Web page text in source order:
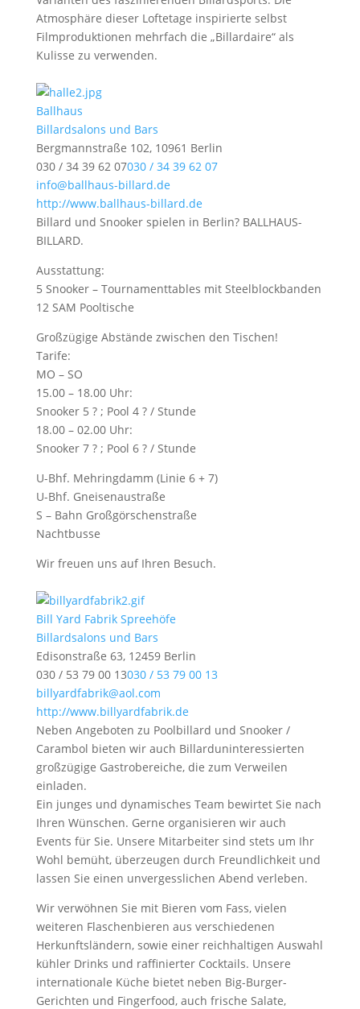
Atmosphäre dieser Loftetage inspirierte selbst
Filmproduktionen mehrfach die „Billardaire“ als
Kulisse zu verwenden.
Ballhaus
Billardsalons und Bars
Bergmannstraße 102, 10961 Berlin
030 / 34 39 62 07030 / 34 39 62 07
info@ballhaus-billard.de
http://www.ballhaus-billard.de
Billard und Snooker spielen in Berlin? BALLHAUS-
BILLARD.
Ausstattung:
5 Snooker – Tournamenttables mit Steelblockbanden
12 SAM Pooltische
Großzügige Abstände zwischen den Tischen!
Tarife:
MO – SO
15.00 – 18.00 Uhr:
Snooker 5 ? ; Pool 4 ? / Stunde
18.00 – 02.00 Uhr:
Snooker 7 ? ; Pool 6 ? / Stunde
U-Bhf. Mehringdamm (Linie 6 + 7)
U-Bhf. Gneisenaustraße
S – Bahn Großgörschenstraße
Nachtbusse
Wir freuen uns auf Ihren Besuch.
Bill Yard Fabrik Spreehöfe
Billardsalons und Bars
Edisonstraße 63, 12459 Berlin
030 / 53 79 00 13030 / 53 79 00 13
billyardfabrik@aol.com
http://www.billyardfabrik.de
Neben Angeboten zu Poolbillard und Snooker /
Carambol bieten wir auch Billarduninteressierten
großzügige Gastrobereiche, die zum Verweilen
einladen.
Ein junges und dynamisches Team bewirtet Sie nach
Ihren Wünschen. Gerne organisieren wir auch
Events für Sie. Unsere Mitarbeiter sind stets um Ihr
Wohl bemüht, überzeugen durch Freundlichkeit und
lassen Sie einen unvergesslichen Abend verleben.
Wir verwöhnen Sie mit Bieren vom Fass, vielen
weiteren Flaschenbieren aus verschiedenen
Herkunftsländern, sowie einer reichhaltigen Auswahl
kühler Drinks und raffinierter Cocktails. Unsere
internationale Küche bietet neben Big-Burger-
Gerichten und Fingerfood, auch frische Salate,